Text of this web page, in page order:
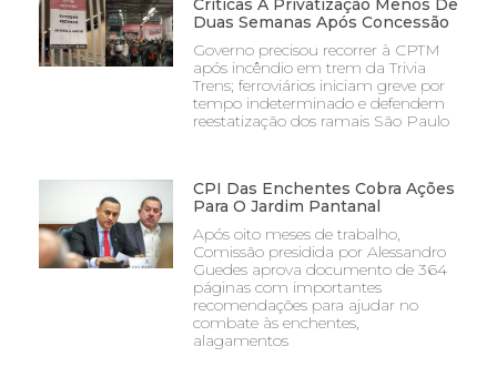
Críticas À Privatização Menos De
Duas Semanas Após Concessão
Governo precisou recorrer à CPTM
após incêndio em trem da Trivia
Trens; ferroviários iniciam greve por
tempo indeterminado e defendem
reestatização dos ramais São Paulo
CPI Das Enchentes Cobra Ações
Para O Jardim Pantanal
Após oito meses de trabalho,
Comissão presidida por Alessandro
Guedes aprova documento de 364
páginas com importantes
recomendações para ajudar no
combate às enchentes,
alagamentos